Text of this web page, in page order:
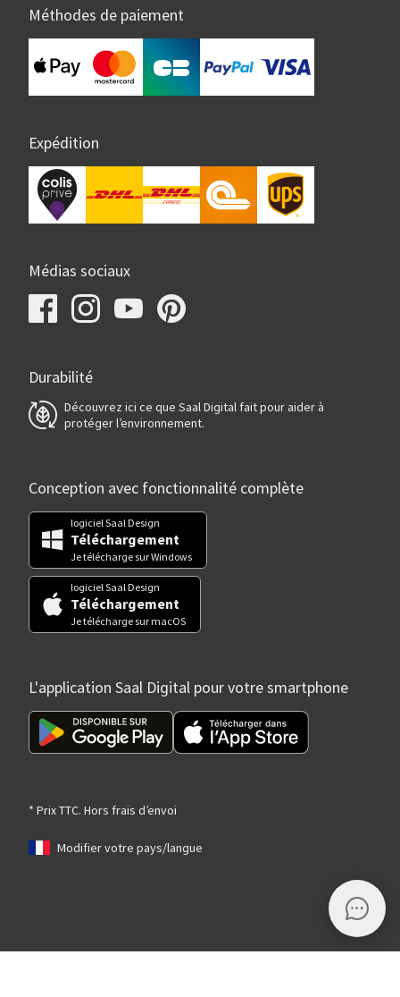
Méthodes de paiement
Expédition
Médias sociaux
Durabilité
Découvrez ici ce que Saal Digital fait pour aider à
protéger l’environnement.
Conception avec fonctionnalité complète
logiciel Saal Design
Téléchargement
Je télécharge sur Windows
logiciel Saal Design
Téléchargement
Je télécharge sur macOS
L'application Saal Digital pour votre smartphone
* Prix TTC. Hors frais d’envoi
Modifier votre pays/langue